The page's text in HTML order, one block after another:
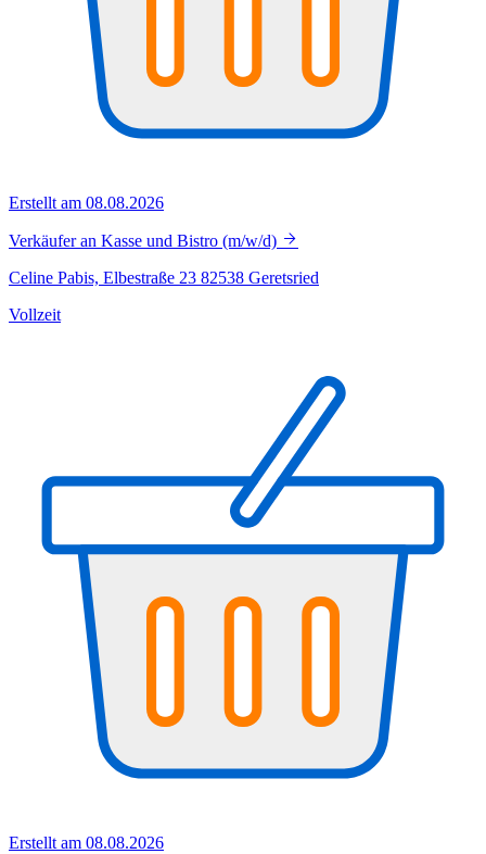
Erstellt am 08.08.2026
Verkäufer an Kasse und Bistro (m/w/d)
Celine Pabis, Elbestraße 23 82538 Geretsried
Vollzeit
Erstellt am 08.08.2026